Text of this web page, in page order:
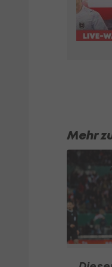
Mehr